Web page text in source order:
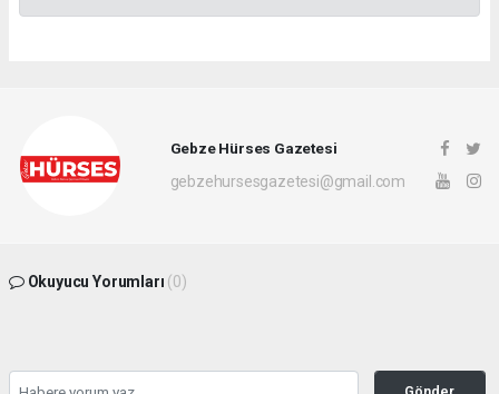
Gebze Hürses Gazetesi
gebzehursesgazetesi@gmail.com
Okuyucu Yorumları (0)
Gönder